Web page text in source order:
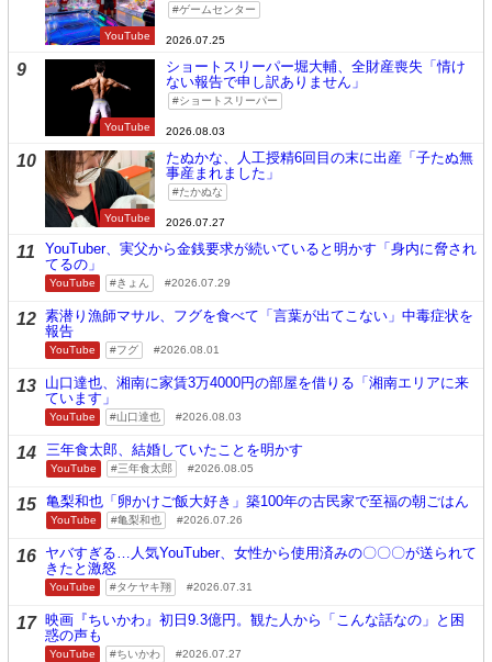
YouTube
ゲームセンター
2026.07.25
9
YouTube
ショートスリーパー堀大輔、全財産喪失「情け
ない報告で申し訳ありません」
ショートスリーパー
2026.08.03
10
YouTube
たぬかな、人工授精6回目の末に出産「子たぬ無
事産まれました」
たかぬな
2026.07.27
11
YouTuber、実父から金銭要求が続いていると明かす「身内に脅され
てるの」
YouTube きょん 2026.07.29
12 素潜り漁師マサル、フグを食べて「言葉が出てこない」中毒症状を
報告
YouTube フグ 2026.08.01
13 山口達也、湘南に家賃3万4000円の部屋を借りる「湘南エリアに来
ています」
YouTube 山口達也 2026.08.03
14 三年食太郎、結婚していたことを明かす
YouTube 三年食太郎 2026.08.05
15 亀梨和也「卵かけご飯大好き」築100年の古民家で至福の朝ごはん
YouTube 亀梨和也 2026.07.26
16 ヤバすぎる…人気YouTuber、女性から使用済みの〇〇〇が送られて
きたと激怒
YouTube タケヤキ翔 2026.07.31
17 映画『ちいかわ』初日9.3億円。観た人から「こんな話なの」と困
惑の声も
YouTube ちいかわ 2026.07.27